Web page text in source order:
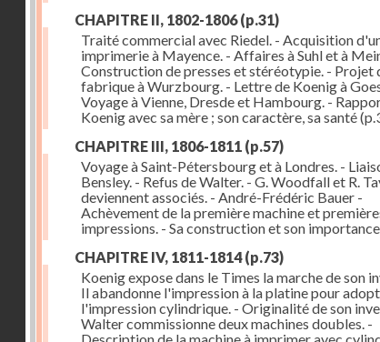
CHAPITRE II, 1802-1806(p.31)
Traité commercial avec Riedel. - Acquisition
imprimerie à Mayence. - Affaires à Suhl et à
Construction de presses et stéréotypie. - Projet
fabrique à Wurzbourg. - Lettre de Koenig à
Voyage à Vienne, Dresde et Hambourg. -
Koenig avec sa mère ; son caractère, sa santé
CHAPITRE III, 1806-1811 (p.57)
Voyage à Saint-Pétersbourg et à Londres. -
Bensley. - Refus de Walter. - G. Woodfall et R.
deviennent associés. - André-Frédéric Bauer -
Achèvement de la première machine et
impressions. - Sa construction et son importance
CHAPITRE IV, 1811-1814(p.73)
Koenig expose dans le Times la marche de son
Il abandonne l'impression à la platine pour
l'impression cylindrique. - Originalité de son
Walter commissionne deux machines doubles. -